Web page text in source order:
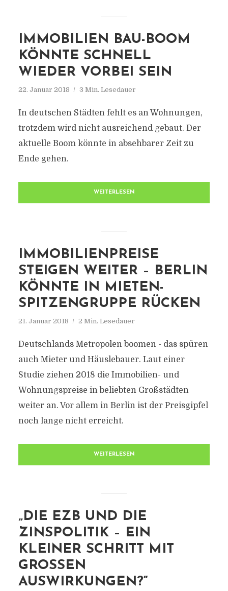
IMMOBILIEN BAU-BOOM
KÖNNTE SCHNELL
WIEDER VORBEI SEIN
22. Januar 2018 3 Min. Lesedauer
In deutschen Städten fehlt es an Wohnungen,
trotzdem wird nicht ausreichend gebaut. Der
aktuelle Boom könnte in absehbarer Zeit zu
Ende gehen.
WEITERLESEN
IMMOBILIENPREISE
STEIGEN WEITER – BERLIN
KÖNNTE IN MIETEN-
SPITZENGRUPPE RÜCKEN
21. Januar 2018 2 Min. Lesedauer
Deutschlands Metropolen boomen - das spüren
auch Mieter und Häuslebauer. Laut einer
Studie ziehen 2018 die Immobilien- und
Wohnungspreise in beliebten Großstädten
weiter an. Vor allem in Berlin ist der Preisgipfel
noch lange nicht erreicht.
WEITERLESEN
„DIE EZB UND DIE
ZINSPOLITIK – EIN
KLEINER SCHRITT MIT
GROSSEN A
USWIRKUNGEN?“